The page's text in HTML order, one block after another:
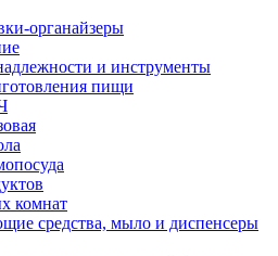
органайзеры
и инструменты
пищи
комнат
средства, мыло и диспенсеры